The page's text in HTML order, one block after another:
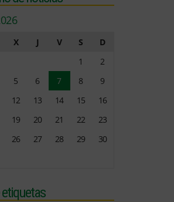
X J V S
D
1
2
5 6 7 8
9
12 13 14 15
16
19 20 21 22
23
26 27 28 29
30